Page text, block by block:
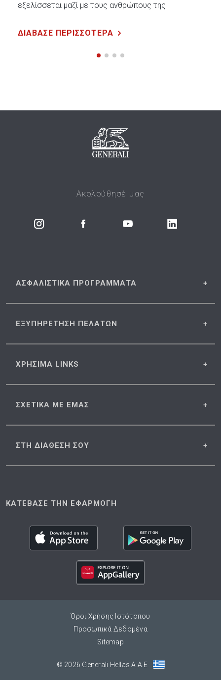
εξελίσσεται μαζί με τους ανθρώπους της
ΔΙΑΒΑΣΕ ΠΕΡΙΣΣΟΤΕΡΑ
Ακολούθησέ μας
ΑΣΦΑΛΙΣΤΙΚΑ ΠΡΟΓΡΑΜΜΑΤΑ
ΕΞΥΠΗΡΕΤΗΣΗ ΠΕΛΑΤΩΝ
ΧΡΗΣΙΜΑ LINKS
ΣΧΕΤΙΚΑ ΜΕ ΕΜΑΣ
ΣΤΗ ΔΙΑΘΕΣΗ ΣΟΥ
ΚΑΤΕΒΑΣΕ ΤΗΝ ΕΦΑΡΜΟΓΗ
Όροι Χρήσης Ιστότοπου
Προσωπικά Δεδομένα
Sitemap
© 2026 Generali Hellas A.A.E